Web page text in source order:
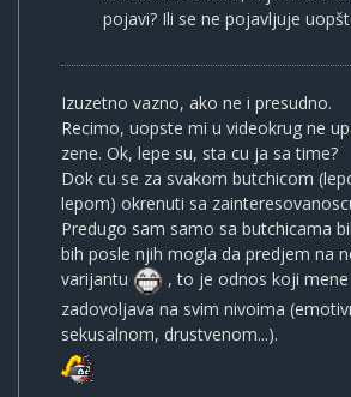
pojavi? Ili se ne pojavljuje
Izuzetno vazno, ako ne i presudno.
Recimo, uopste mi u videokrug ne
zene. Ok, lepe su, sta cu ja sa time?
Dok cu se za svakom butchicom
lepom) okrenuti sa
Predugo sam samo sa butchicama
bih posle njih mogla da predjem na
varijantu
, to je odnos koji
zadovoljava na svim nivoima
sekusalnom, drustvenom...).